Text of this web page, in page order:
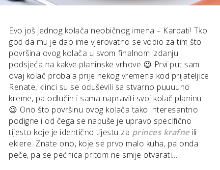
Evo još jednog kolača neobičnog imena – Karpati! Tko
god da mu je dao ime vjerovatno se vodio za tim što
površina ovog kolača u svom finalnom izdanju
podsjeća na kakve planinske vrhove 😉 Prvi put sam
ovaj kolač probala prije nekog vremena kod prijateljice
Renate, klinci su se oduševili sa stvarno puuuuno
kreme, pa odlučih i sama napraviti svoj kolač planinu
😉 Ono što površinu ovog kolača tako interesantno
podigne i od čega se napuše je upravo specifično
tijesto koje je identično tijestu za princes krafneili
eklere. Znate ono, koje se prvo malo kuha, pa onda
peče, pa se pećnica pritom ne smije otvarati…